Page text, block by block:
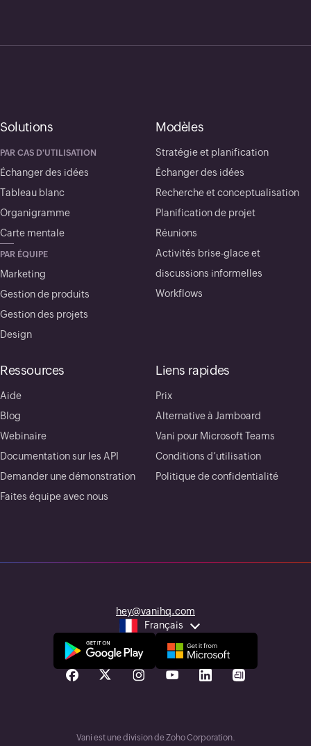
Solutions
PAR CAS D'UTILISATION
Échanger des idées
Tableau blanc
Organigramme
Carte mentale
PAR ÉQUIPE
Marketing
Gestion de produits
Gestion des projets
Design
Modèles
Stratégie et planification
Échanger des idées
Recherche et conceptualisation
Planification de projet
Réunions
Activités brise-glace et
discussions informelles
Workflows
Ressources
Aide
Blog
Webinaire
Documentation sur les API
Demander une démonstration
Faites équipe avec nous
Liens rapides
Prix
Alternative à Jamboard
Vani pour Microsoft Teams
Conditions d’utilisation
Politique de confidentialité
hey@vanihq.com
Français
Vani est une division de Zoho Corporation.